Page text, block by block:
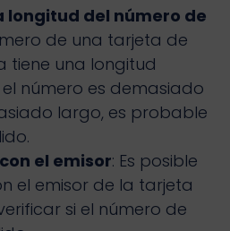
longitud del número de
de una tarjeta de
tiene una longitud
el número es demasiado
largo, es probable
el emisor: Es posible
el emisor de la tarjeta
si el número de